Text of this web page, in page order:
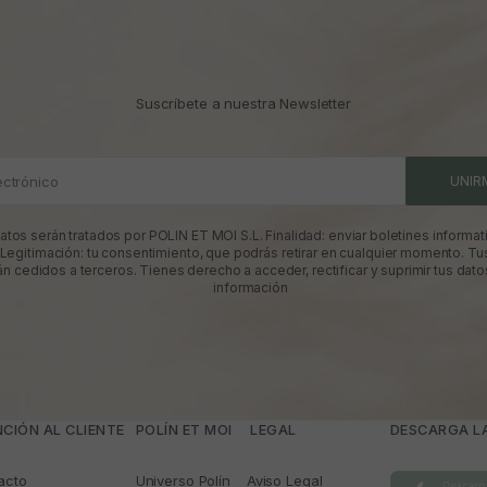
Suscríbete a nuestra Newsletter
serán tratados por POLIN ET MOI S.L. Finalidad: enviar boletines
tu consentimiento, que podrás retirar en cualquier momento.
cedidos a terceros. Tienes derecho a acceder, rectificar y suprimir tus
información
AL CLIENTE POLÍN ET MOI
Universo Polín
­ LEGAL
Aviso Legal
DESCARGA